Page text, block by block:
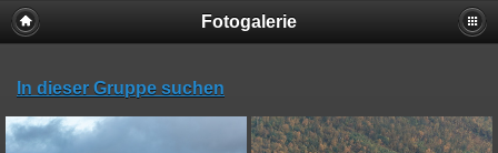
Fotogalerie
In dieser Gruppe suchen